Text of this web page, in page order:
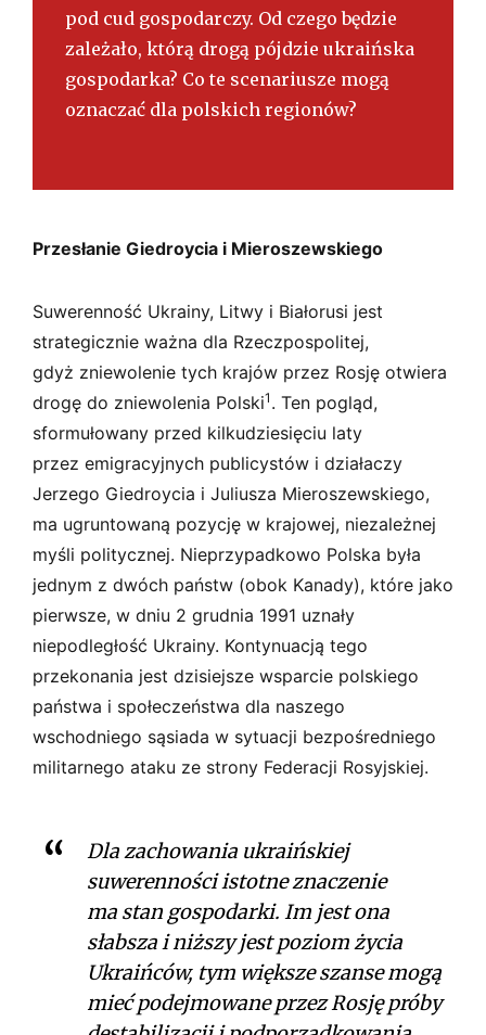
pod cud gospodarczy. Od czego będzie
zależało, którą drogą pójdzie ukraińska
gospodarka? Co te scenariusze mogą
oznaczać dla polskich regionów?
Przesłanie Giedroycia i Mieroszewskiego
Suwerenność Ukrainy, Litwy i Białorusi jest
strategicznie ważna dla Rzeczpospolitej,
gdyż zniewolenie tych krajów przez Rosję otwiera
drogę do zniewolenia Polski1 . Ten pogląd,
sformułowany przed kilkudziesięciu laty
przez emigracyjnych publicystów i działaczy
Jerzego Giedroycia i Juliusza Mieroszewskiego,
ma ugruntowaną pozycję w krajowej, niezależnej
myśli politycznej. Nieprzypadkowo Polska była
jednym z dwóch państw (obok Kanady), które jako
pierwsze, w dniu 2 grudnia 1991 uznały
niepodległość Ukrainy. Kontynuacją tego
przekonania jest dzisiejsze wsparcie polskiego
państwa i społeczeństwa dla naszego
wschodniego sąsiada w sytuacji bezpośredniego
militarnego ataku ze strony Federacji Rosyjskiej.
Dla zachowania ukraińskiej
suwerenności istotne znaczenie
ma stan gospodarki. Im jest ona
słabsza i niższy jest poziom życia
Ukraińców, tym większe szanse mogą
mieć podejmowane przez Rosję próby